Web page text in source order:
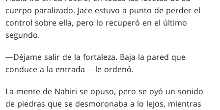
cuerpo paralizado. Jace estuvo a punto de perder el
control sobre ella, pero lo recuperó en el último
segundo.
―Déjame salir de la fortaleza. Baja la pared que
conduce a la entrada ―le ordenó.
La mente de Nahiri se opuso, pero se oyó un sonido
de piedras que se desmoronaba a lo lejos, mientras